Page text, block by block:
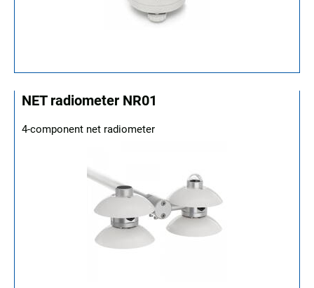
NET radiometer NR01
4-component net radiometer